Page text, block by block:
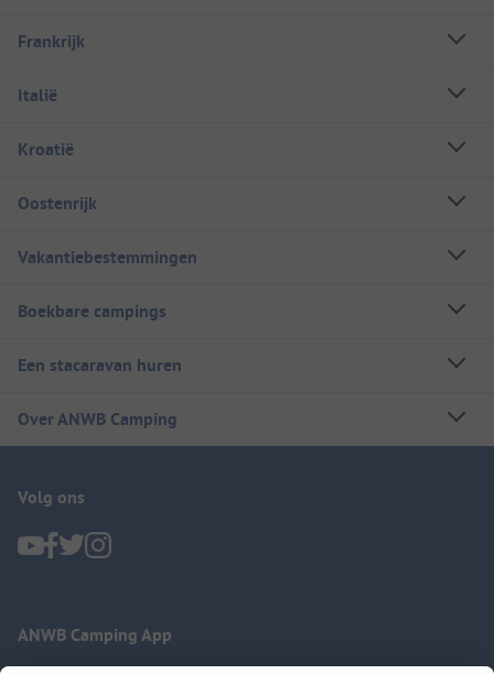
Frankrijk
Italië
Kroatië
Oostenrijk
Vakantiebestemmingen
Boekbare campings
Een stacaravan huren
Over ANWB Camping
Volg ons
ANWB Camping App